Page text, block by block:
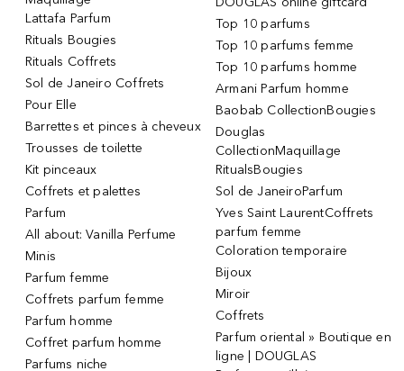
Lattafa Parfum
Rituals Bougies
Rituals Coffrets
Sol de Janeiro Coffrets
Pour Elle
Barrettes et pinces à cheveux
Trousses de toilette
Kit pinceaux
Coffrets et palettes
Parfum
All about: Vanilla Perfume
Minis
Parfum femme
Coffrets parfum femme
Parfum homme
Coffret parfum homme
Parfums niche
Top 10 parfums
Top 10 parfums femme
Top 10 parfums homme
Armani Parfum homme
Baobab CollectionBougies
Douglas
CollectionMaquillage
RitualsBougies
Sol de JaneiroParfum
Yves Saint LaurentCoffrets
parfum femme
Coloration temporaire
Bijoux
Miroir
Coffrets
Parfum oriental » Boutique en
ligne | DOUGLAS